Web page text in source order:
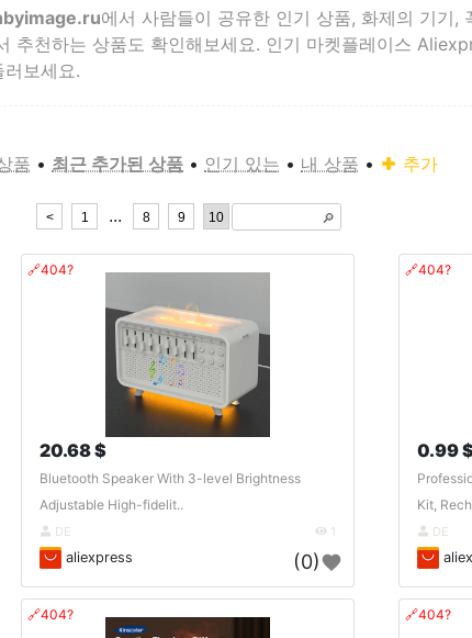
에서 사람들이 공유한 인기 상품, 화제의 기기,
추천하는 상품도 확인해보세요. 인기 마켓플레이스
보세요.
품 • 최근 추가된 상품 • 인기 있는 • 내 상품 • 추가
< 1 ... 8 9 10 🔎︎
🔗404?
20.68 $
Bluetooth Speaker With 3-level Brightness
Adjustable High-fidelit..
DE 1
aliexpress (0)
🔗404?
0.99
Kit,
DE
🔗404? 🔗404?